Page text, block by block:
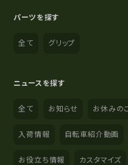
パーツを探す
全て グリップ
ニュースを探す
全て お知らせ お休みの
入荷情報 自転車紹介動画
お役立ち情報 カスタマイズ